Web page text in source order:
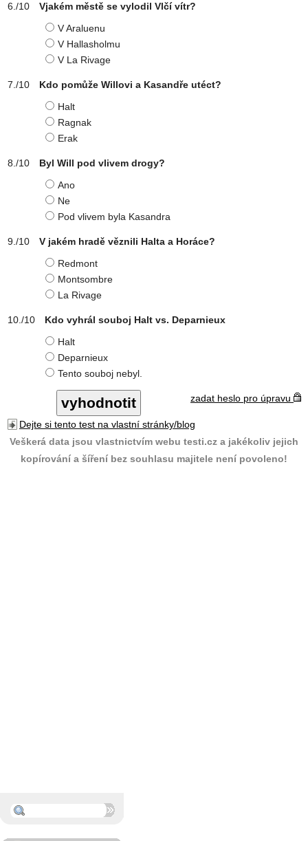
Vjakém městě se vylodil Vlčí vítr?
V Araluenu
V Hallasholmu
V La Rivage
Kdo pomůže Willovi a Kasandře utéct?
Halt
Ragnak
Erak
Byl Will pod vlivem drogy?
Ano
Ne
Pod vlivem byla Kasandra
V jakém hradě věznili Halta a Horáce?
Redmont
Montsombre
La Rivage
Kdo vyhrál souboj Halt vs. Deparnieux
Halt
Deparnieux
Tento souboj nebyl.
zadat heslo pro úpravu
Dejte si tento test na vlastní stránky/blog
Veškerá data jsou vlastnictvím webu testi.cz a jakékoliv jejich
kopírování a šíření bez souhlasu majitele není povoleno!